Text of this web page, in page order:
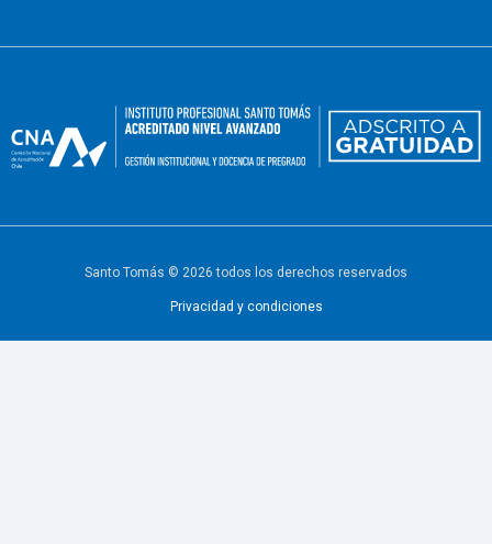
Santo Tomás © 2026 todos los derechos reservados
Privacidad y condiciones